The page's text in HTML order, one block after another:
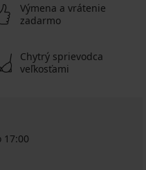
Výmena a vrátenie
zadarmo
Chytrý sprievodca
veľkosťami
17:00